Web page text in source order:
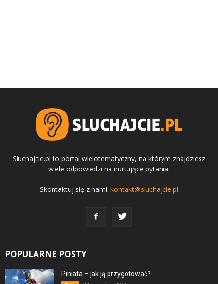
Sluchajcie.pl to portal wielotematyczny, na którym znajdziesz
wiele odpowiedzi na nurtujące pytania.
Skontaktuj się z nami: kontakt@sluchajcie.pl
POPULARNE POSTY
Piniata – jak ją przygotować?